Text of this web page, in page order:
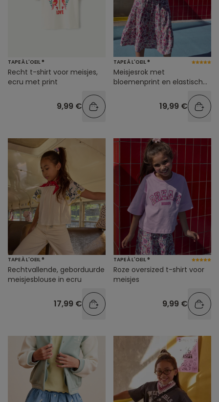
TAPE À L'OEIL ®
Recht t-shirt voor meisjes,
ecru met print
9,99 €
TAPE À L'OEIL ®
Meisjesrok met
bloemenprint en elastische
19,99 €
TAPE À L'OEIL ®
Rechtvallende, geborduurde
meisjesblouse in ecru
17,99 €
TAPE À L'OEIL ®
Roze oversized t-shirt voor
meisjes
9,99 €